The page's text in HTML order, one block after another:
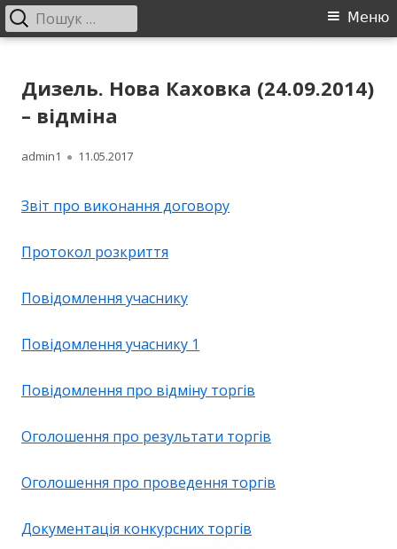
контенту
Головне
Меню
Пошук:
Дизель. Нова Каховка (24.09.2014)
– відміна
Автор
admin1 Опубліковано
11.05.2017
Звіт про виконання договору
Протокол розкриття
Повідомлення учаснику
Повідомлення учаснику 1
Повідомлення про відміну торгів
Оголошення про результати торгів
Оголошення про проведення торгів
Документація конкурсних торгів